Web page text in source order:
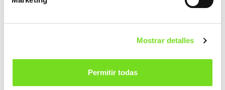
Mostrar detalles
Permitir todas
Simulación”. Captación a través de alumnado